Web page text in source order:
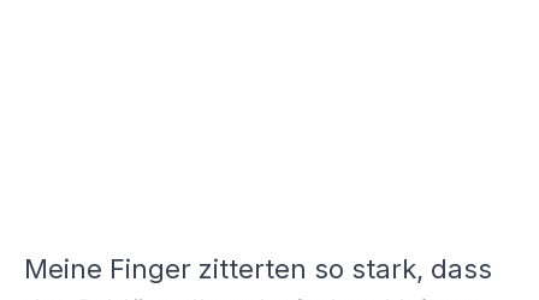
Meine Finger zitterten so stark, dass